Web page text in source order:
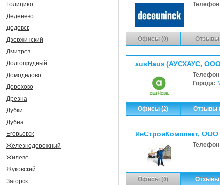
Офисы (0) Отзывы
ausHaus (АУСХАУС,
Города:
Офисы (2) Отзывы
ИнСтройКомплект, ООО
Офисы (0) Отзывы
Голицино
Деденево
Дедовск
Дзержинский
Дмитров
Долгопрудный
Домодедово
Дорохово
Дрезна
Дубки
Дубна
Егорьевск
Железнодорожный
Жилево
Жуковский
Загорск